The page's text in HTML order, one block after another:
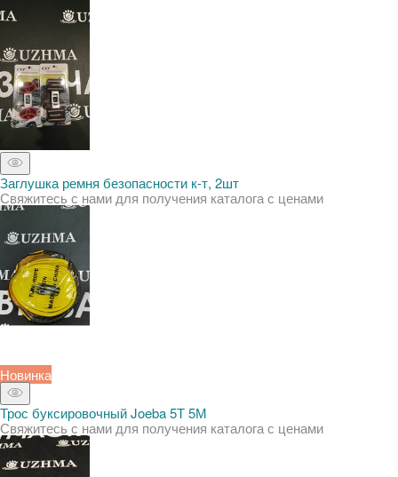
Заглушка ремня безопасности к-т, 2шт
Свяжитесь с нами для получения каталога с ценами
Новинка
Трос буксировочный Joeba 5Т 5М
Свяжитесь с нами для получения каталога с ценами